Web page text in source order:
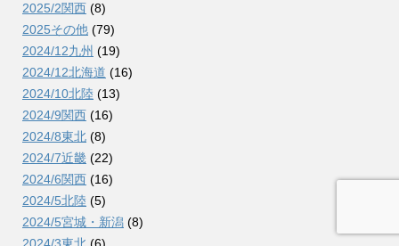
2025/2関西 (8)
2025その他 (79)
2024/12九州 (19)
2024/12北海道 (16)
2024/10北陸 (13)
2024/9関西 (16)
2024/8東北 (8)
2024/7近畿 (22)
2024/6関西 (16)
2024/5北陸 (5)
2024/5宮城・新潟 (8)